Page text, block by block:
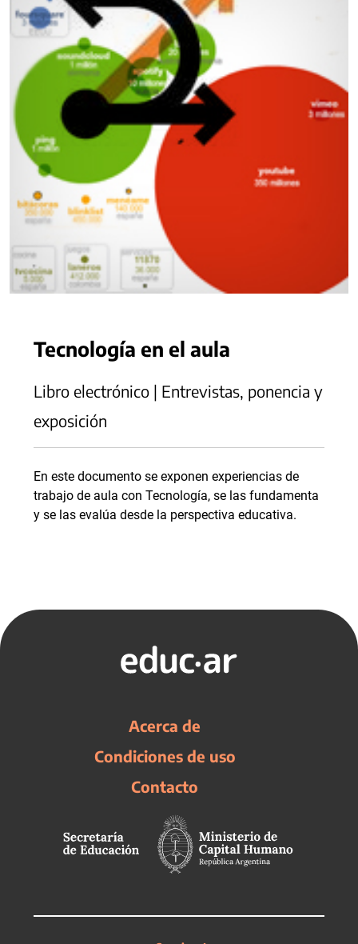
Tecnología en el aula
Libro electrónico | Entrevistas, ponencia y
exposición
En este documento se exponen experiencias de
trabajo de aula con Tecnología, se las fundamenta
y se las evalúa desde la perspectiva educativa.
Acerca de
Condiciones de uso
Contacto